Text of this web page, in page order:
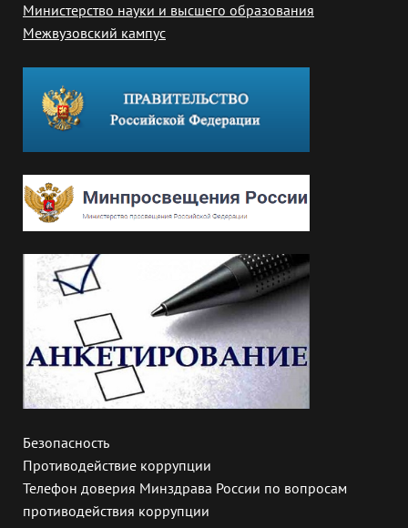
Министерство науки и высшего образования
Межвузовский кампус
Безопасность
Противодействие коррупции
Телефон доверия Минздрава России по вопросам
противодействия коррупции